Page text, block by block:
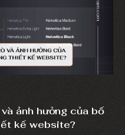
ảnh hưởng của bố
kế website?